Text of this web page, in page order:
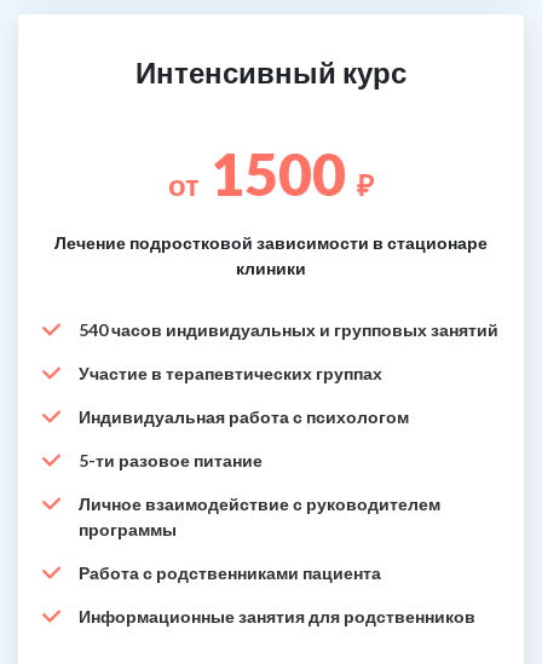
Интенсивный курс
от 1500 ₽
Лечение подростковой зависимости в стационаре
клиники
540 часов индивидуальных и групповых занятий
Участие в терапевтических группах
Индивидуальная работа с психологом
5-ти разовое питание
Личное взаимодействие с руководителем
программы
Работа с родственниками пациента
Информационные занятия для родственников